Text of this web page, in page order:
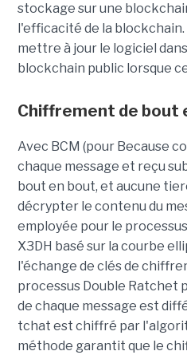
stockage sur une
l'efficacité de la
mettre à jour le logiciel
blockchain public lorsque
Chiffrement de bout
Avec BCM (pour Because
chaque message et reçu
bout en bout, et aucune
décrypter le contenu du
employée pour le
X3DH basé sur la courbe
l'échange de clés de
processus Double Ratchet
de chaque message est
tchat est chiffré par
méthode garantit que le